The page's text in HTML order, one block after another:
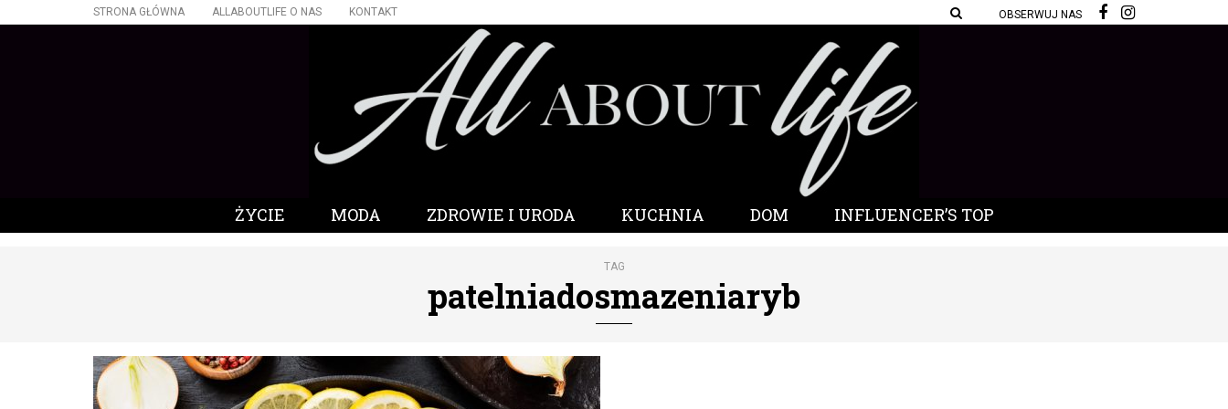
STRONA GŁÓWNA ALLABOUTLIFE O NAS KONTAKT OBSERWUJ NAS
ŻYCIE MODA ZDROWIE I URODA KUCHNIA DOM INFLUENCER’S TOP
TAG
patelniadosmazeniaryb